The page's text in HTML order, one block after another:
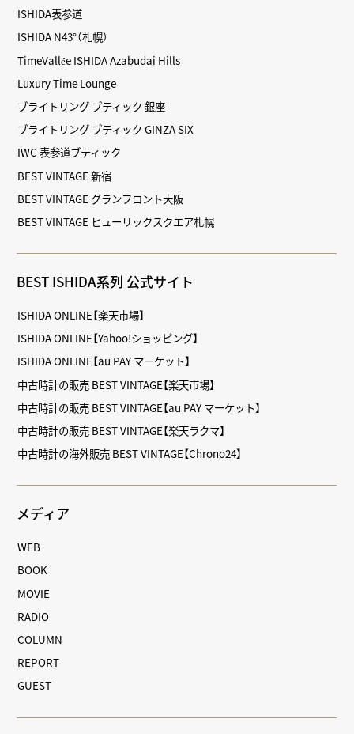
ISHIDA表参道
ISHIDA N43°（札幌）
TimeVallée ISHIDA Azabudai Hills
Luxury Time Lounge
ブライトリング ブティック 銀座
ブライトリング ブティック GINZA SIX
IWC 表参道ブティック
BEST VINTAGE 新宿
BEST VINTAGE グランフロント大阪
BEST VINTAGE ヒューリックスクエア札幌
BEST ISHIDA系列 公式サイト
ISHIDA ONLINE【楽天市場】
ISHIDA ONLINE【Yahoo!ショッピング】
ISHIDA ONLINE【au PAY マーケット】
中古時計の販売 BEST VINTAGE【楽天市場】
中古時計の販売 BEST VINTAGE【au PAY マーケット】
中古時計の販売 BEST VINTAGE【楽天ラクマ】
中古時計の海外販売 BEST VINTAGE【Chrono24】
メディア
WEB
BOOK
MOVIE
RADIO
COLUMN
REPORT
GUEST